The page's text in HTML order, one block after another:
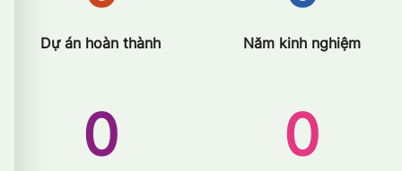
Dự án hoàn thành Năm kinh nghiệm
0 0